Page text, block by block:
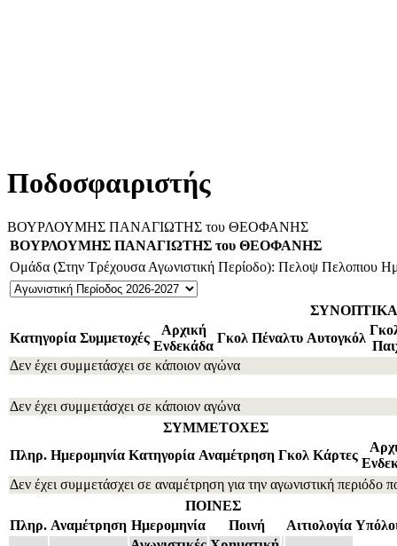
Ποδοσφαιριστής
ΒΟΥΡΛΟΥΜΗΣ ΠΑΝΑΓΙΩΤΗΣ του ΘΕΟΦΑΝΗΣ
ΒΟΥΡΛΟΥΜΗΣ ΠΑΝΑΓΙΩΤΗΣ του ΘΕΟΦΑΝΗΣ
Ομάδα (Στην Τρέχουσα Αγωνιστική Περίοδο): Πελοψ Πελοπιου
ΣΥΝΟΠΤΙΚΑ
Κατηγορία Συμμετοχές
Αρχική
Ενδεκάδα
Γκολ Πέναλτυ Αυτογκόλ
Δεν έχει συμμετάσχει σε κάποιον αγώνα
Δεν έχει συμμετάσχει σε κάποιον αγώνα
ΣΥΜΜΕΤΟΧΕΣ
Πληρ. Ημερομηνία Κατηγορία Αναμέτρηση Γκολ Κάρτες
Δεν έχει συμμετάσχει σε αναμέτρηση για την αγωνιστική περιόδο
ΠΟΙΝΕΣ
Πληρ. Αναμέτρηση Ημερομηνία Ποινή Αιτιολογία